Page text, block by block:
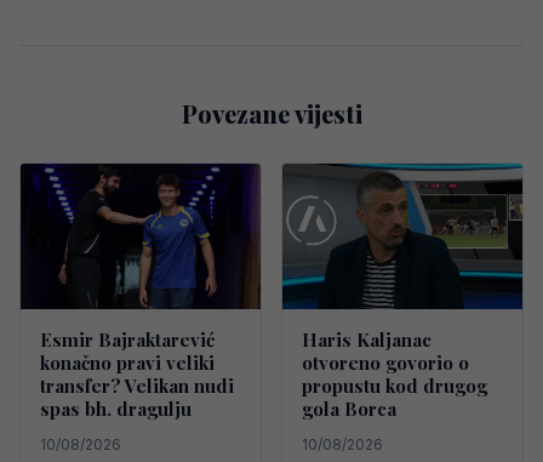
Povezane vijesti
Esmir Bajraktarević
konačno pravi veliki
transfer? Velikan nudi
spas bh. dragulju
10/08/2026
Haris Kaljanac
otvoreno govorio o
propustu kod drugog
gola Borca
10/08/2026